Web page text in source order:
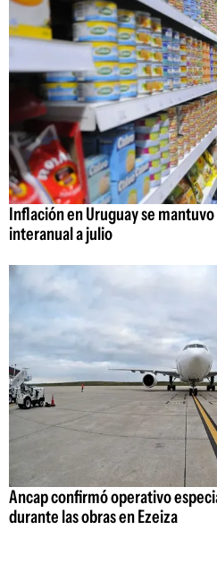
Inflación en Uruguay se
interanual a julio
Ancap confirmó operativo
durante las obras en Ezeiza